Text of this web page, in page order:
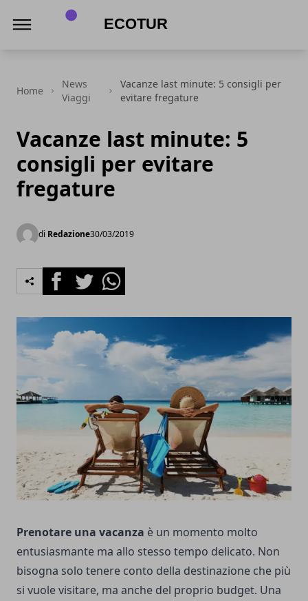
Home
News
Viaggi
Vacanze last minute: 5 consigli per
evitare fregature
Vacanze last minute: 5
consigli per evitare
fregature
di Redazione30/03/2019
FacebookTwitterWhatsapp
Prenotare una vacanza è un momento molto
entusiasmante ma allo stesso tempo delicato. Non
bisogna solo tenere conto della destinazione che più
si vuole visitare, ma anche del proprio budget. Una